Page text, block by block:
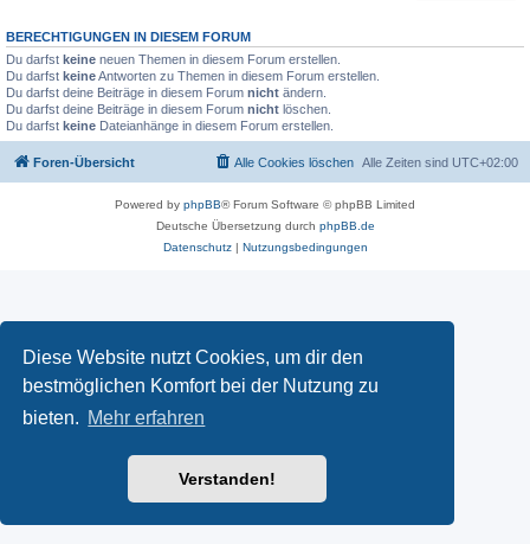
Diese Website nutzt Cookies, um dir den
bestmöglichen Komfort bei der Nutzung zu
bieten. Mehr erfahren
Verstanden!
BERECHTIGUNGEN IN DIESEM FORUM
Du darfst keine neuen Themen in diesem Forum erstellen.
Du darfst keineAntworten zu Themen in diesem Forum erstellen.
Du darfst deine Beiträge in diesem Forum nicht ändern.
Du darfst deine Beiträge in diesem Forum nicht löschen.
Du darfst keine Dateianhänge in diesem Forum erstellen.
Foren-Übersicht Alle Zeiten sind UTC+02:00
Alle Cookies löschen
Powered by phpBB® Forum Software © phpBB Limited
Deutsche Übersetzung durch phpBB.de
Datenschutz| Nutzungsbedingungen